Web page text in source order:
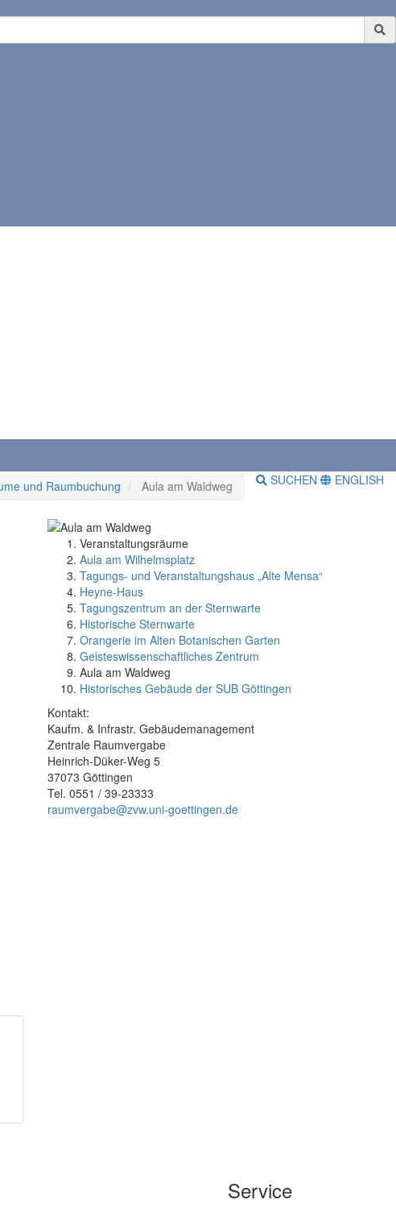
und Raumbuchung Aula am Waldweg SUCHEN ENGLISH
Veranstaltungsräume
Aula am Wilhelmsplatz
Tagungs- und Veranstaltungshaus „Alte Mensa“
Heyne-Haus
Tagungszentrum an der Sternwarte
Historische Sternwarte
Orangerie im Alten Botanischen Garten
Geisteswissenschaftliches Zentrum
Aula am Waldweg
Historisches Gebäude der SUB Göttingen
Kontakt:
Kaufm. & Infrastr. Gebäudemanagement
Zentrale Raumvergabe
Heinrich-Düker-Weg 5
37073 Göttingen
Tel. 0551 / 39-23333
raumvergabe@zvw.uni-goettingen.de
Service